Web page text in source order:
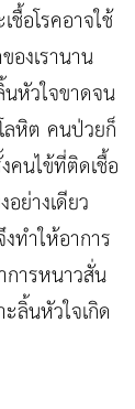
ชื้อโรคอาจใช้
องเรานาน
หัวใจขาดจน
ลหิต คนป่วยก็
คนไข้ที่ติดเชื้อ
ย่างเดียว
ทำให้อาการ
ารหนาวสั่น
ลิ้นหัวใจเกิด